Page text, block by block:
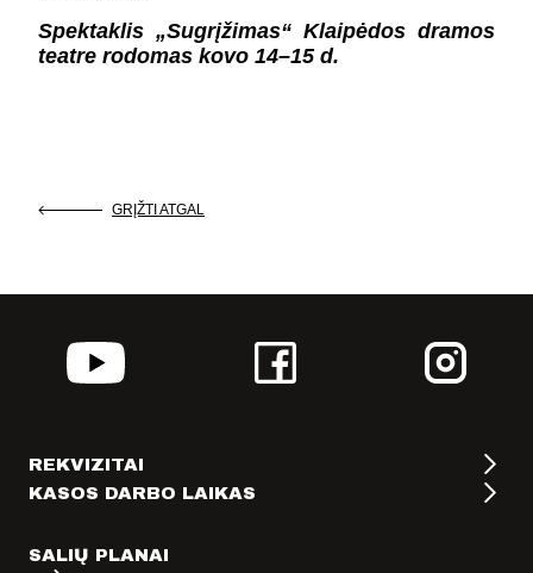
Spektaklis „Sugrįžimas“ Klaipėdos dramos
teatre rodomas kovo 14–15 d.
GRĮŽTI ATGAL
REKVIZITAI
KASOS DARBO LAIKAS
SALIŲ PLANAI